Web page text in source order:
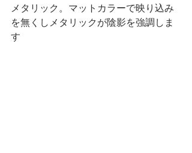
メタリック。マットカラーで映り込み
を無くしメタリックが陰影を強調しま
す